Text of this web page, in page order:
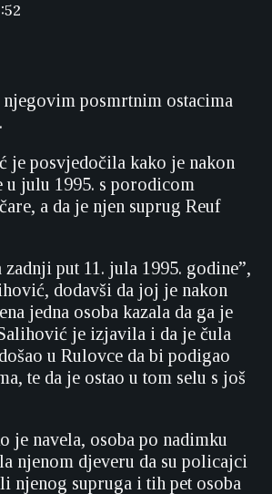
njegovim posmrtnim ostacima
je posvjedočila kako je nakon
u julu 1995. s porodicom
a da je njen suprug Reuf
zadnji put 11. jula 1995. godine”,
dodavši da joj je nakon
jedna osoba kazala da ga je
je izjavila i da je čula
u Rulovce da bi podigao
te da je ostao u tom selu s još
je navela, osoba po nadimku
njenom djeveru da su policajci
njenog supruga i tih pet osoba